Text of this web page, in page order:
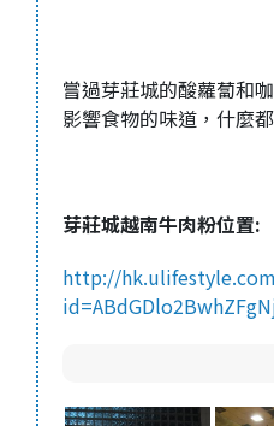
嘗過芽莊城的酸蘿蔔和
影響食物的味道，什麼
芽莊城越南牛肉粉位置:
http://